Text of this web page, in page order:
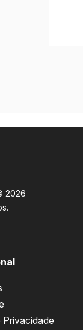
2026
Privacidade